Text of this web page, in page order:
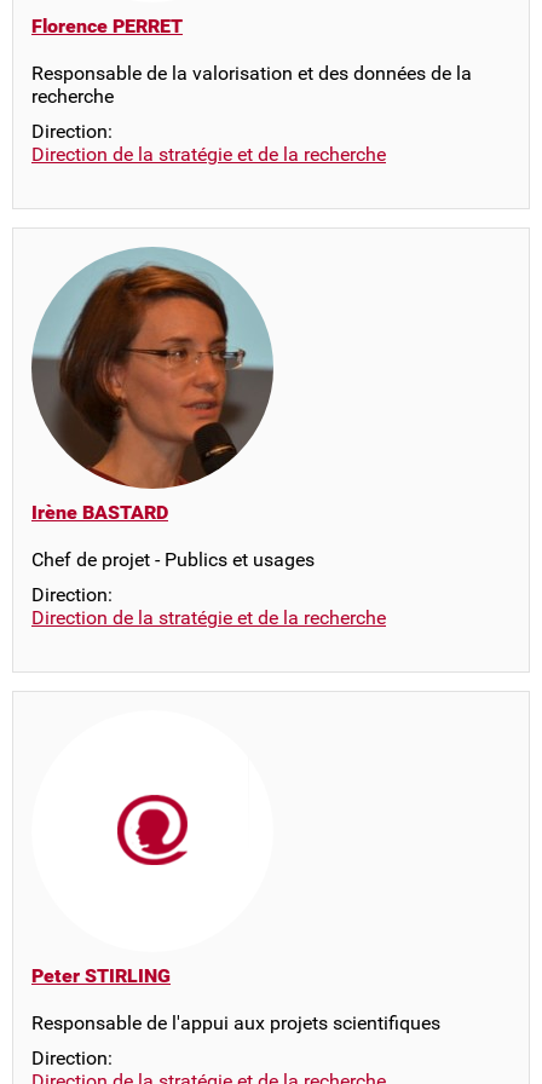
Florence PERRET
Responsable de la valorisation et des données de la
recherche
Direction:
Direction de la stratégie et de la recherche
Irène BASTARD
Chef de projet - Publics et usages
Direction:
Direction de la stratégie et de la recherche
Peter STIRLING
Responsable de l'appui aux projets scientifiques
Direction: